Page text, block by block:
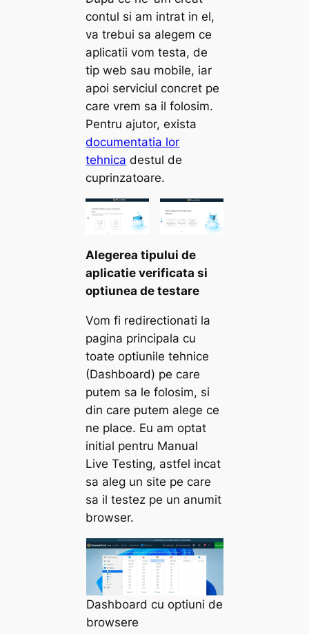
contul si am intrat in el,
va trebui sa alegem ce
aplicatii vom testa, de
tip web sau mobile, iar
apoi serviciul concret pe
care vrem sa il folosim.
Pentru ajutor, exista
documentatia lor
tehnica destul de
cuprinzatoare.
Alegerea tipului de
aplicatie verificata si
optiunea de testare
Vom fi redirectionati la
pagina principala cu
toate optiunile tehnice
(Dashboard) pe care
putem sa le folosim, si
din care putem alege ce
ne place. Eu am optat
initial pentru Manual
Live Testing, astfel incat
sa aleg un site pe care
sa il testez pe un anumit
browser.
Dashboard cu optiuni de
browsere